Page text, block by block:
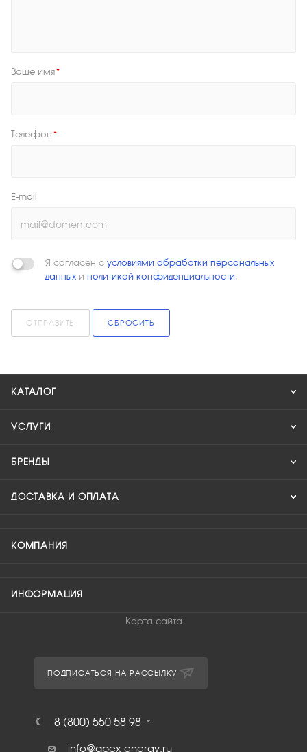
Ваше имя*
Телефон *
E-mail
Я согласен с условиями обработки персональных
данных и политикой конфиденциальности.
ОТПРАВИТЬ СБРОСИТЬ
КАТАЛОГ
УСЛУГИ
БРЕНДЫ
ДОСТАВКА И ОПЛАТА
КОМПАНИЯ
ИНФОРМАЦИЯ
Карта сайта
ПОДПИСАТЬСЯ НА РАССЫЛКУ
8 (800) 550 58 98
info@apex-energy.ru